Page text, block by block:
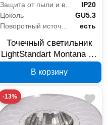
Защита от пыли и влаги
IP20
Цоколь
GU5.3
Поворотный источник света
есть
Точечный светильник
LightStandart Montana 51
IT8091
В корзину
-13%